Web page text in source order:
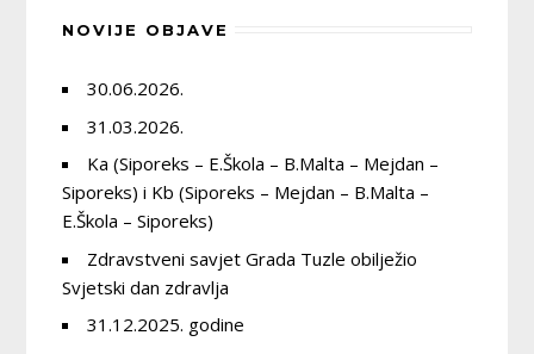
NOVIJE OBJAVE
30.06.2026.
31.03.2026.
Ka (Siporeks – E.Škola – B.Malta – Mejdan –
Siporeks) i Kb (Siporeks – Mejdan – B.Malta –
E.Škola – Siporeks)
Zdravstveni savjet Grada Tuzle obilježio
Svjetski dan zdravlja
31.12.2025. godine